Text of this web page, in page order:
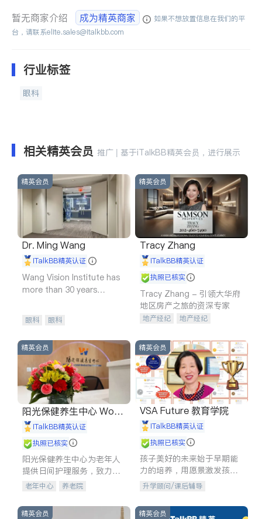
暂无商家介绍 成为精英商家
如果不想放置信息在我们的平
台，请联系elite.sales@italkbb.com
行业标签
眼科
相关精英会员 推广 | 基于iTalkBB精英会员，进行展示
精英会员
Dr. Ming Wang
iTalkBB精英认证
Wang Vision Institute has
more than 30 years
眼科 眼科
精英会员
Tracy Zhang
iTalkBB精英认证
执照已核实
Tracy Zhang - 引领大华府
地区房产之旅的资深专家
地产经纪
地产经纪
商铺租售
开发商建商
精英会员
阳光保健养生中心 World
shine
iTalkBB精英认证
执照已核实
阳光保健养生中心为老年人
提供日间护理服务，致力于
通过持续的护理创新来有效
老年中心 养老院
精英会员
VSA Future 教育学院
iTalkBB精英认证
执照已核实
孩子美好的未来始于早期能
力的培养，用愿景激发孩子
的学习潜力和动力。理念：
拥有成长型心态是成功的基
石。
升学顾问/课后辅导
精英会员 精英会员